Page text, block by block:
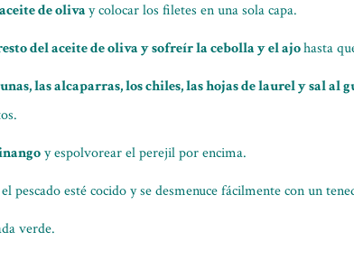
de olivay colocar los filetes en una sola capa.
del aceite de oliva y sofreír la cebolla y el ajohasta
las alcaparras, los chiles, las hojas de laurel y sal al
y espolvorear el perejil por encima.
pescado esté cocido y se desmenuce fácilmente con un
verde.